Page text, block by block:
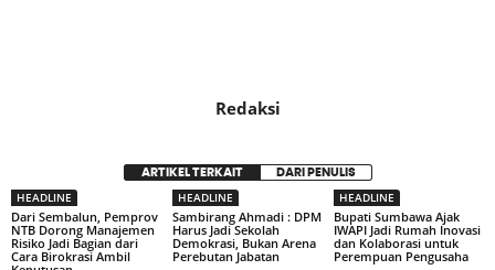
Redaksi
ARTIKEL TERKAIT DARI PENULIS
HEADLINE
Dari Sembalun, Pemprov
NTB Dorong Manajemen
Risiko Jadi Bagian dari
Cara Birokrasi Ambil
HEADLINE
Sambirang Ahmadi : DPM
Harus Jadi Sekolah
Demokrasi, Bukan Arena
Perebutan Jabatan
HEADLINE
Bupati Sumbawa Ajak
IWAPI Jadi Rumah Inovasi
dan Kolaborasi untuk
Perempuan Pengusaha